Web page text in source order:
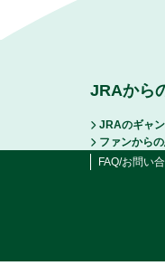
JRAから
JRAのギャ
ファンから
FAQ/お問い